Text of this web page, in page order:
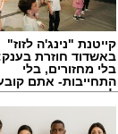
קייטנת "נינג'ה לזוז"
באשדוד חוזרת
בלי מחזורים, בלי
התחייבות- אתם
לכמה ואיזה ימים
להירשם!